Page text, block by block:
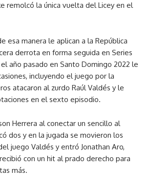
remolcó la única vuelta del Licey en el
esa manera le aplican a la República
derrota en forma seguida en Series
año pasado en Santo Domingo 2022 le
incluyendo el juego por la
atacaron al zurdo Raúl Valdés y le
en el sexto episodio.
Herrera al conectar un sencillo al
dos y en la jugada se movieron los
juego Valdés y entró Jonathan Aro,
con un hit al prado derecho para
más.